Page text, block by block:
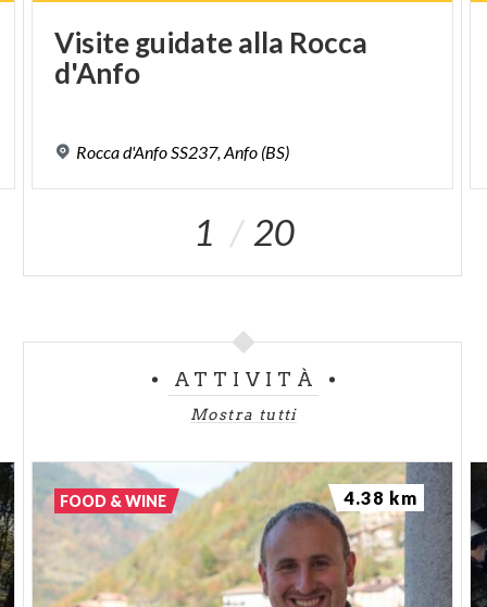
Visiteguidatealla Rocca
d'Anfo
Roccad'Anfo SS237, Anfo (BS)
1 20
ATTIVITÀ
Mostra tutti
FOOD & WINE 4.38 km